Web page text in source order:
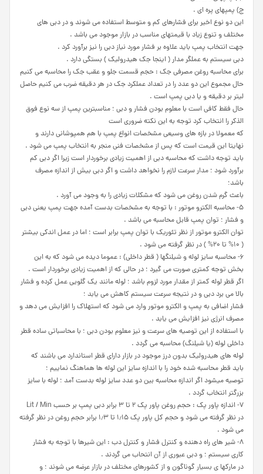
ج) پمپهای پره ای .
این دو نوع اخیر برای فشارهای کم و متوسط استفاده می شوند و در دبی های
مختلف و تنوع زیاد با قیمتهای مناسب در بازار موجود می باشد .
جهت انتخاب پمپ باید علاوه بر فشار مورد نیاز دبی را نیز برآورد کرد .
دبی سیستم به عملگر مدار ( اینجا جک هیدرولیک ) بستگی دارد .
برای محاسبه روغن مصرفی جک : حجم قسمت جلو و عقب جک را محاسبه می کنیم
حال مجموع این دو عدد را در تعداد عملکرد جک در هر دقیقه ضرب می کنیم حاصل
لیتر بر دقیقه و یا دبی پمپ است .
حال فقط کافی است با معلوم بودن فشار و دبی ؛ مناسبترین پمپ از سه نوع فوق
الذکر را انتخاب کرد توجه به این نکته ضروری است
که معمولا در بازه های وسیعی مشخصات انواع پمپ با هم همپوشانی دارند و
نهایتا این قیمت است که پس از مشخصات فنی منجر به انتخاب پمپ می شود .
باید توجه داشت که محاسبه دبی از اهمیت زیادی برخوردار است زیرا اگر دبی کم
برآورد شود ؛ مدار سرعت لازم را نخواهد داشت و اگر دبی بیش از اندازه مصرف
باشد؛
باعث گرم شدن روغن می شود که مشکلات زیادی را به وجود می آورد .
۵- محاسبه الکترو موتور : با توجه به مشخصات بدست آمده جهت پمپ یعنی دبی
و فشار ؛ توان پمپ قابل محاسبه می باشد .
توان الکترو موتور از نظر تئوریک با توان پمپ برابر است ؛ اما در عمل اندکی بیشتر
( ۱۰% تا ۲۰% ) در نظر گرفته می شود .
۶- محاسبه سایز لوله و شیلنگها ( قطر داخلی) : عموما دیده می شود که به این
بخش توجه کمتری صورت می گیرد ؛ در حالی که از اهمیت زیادی برخوردار است .
اگر قطر لوله کمتر از مقدار مورد لزوم باشد ؛ لوله مانند یک گلویی عمل کرده و فشار
بالا می برد دبی و در نتیجه سرعت سیستم کاهش می یابد ؛
فشار اضافی به پمپ و الکترو موتور وارد می شود که استهلاک را افزایش می دهد و
مصرف انرژی نیز افزایش می یابد .
با استفاده از این توصیه های سرعت و نیز معلوم بودن دبی ؛ با محاسباتی ساده قطر
داخلی لوله (یا شیلنگ) محاسبه می گردد .
لوله های هیدرولیک بدون درز موجود در بازار دارای قطر استاندارد می باشند که
باید قطر محاسبه شده خود را با اندازه سایز این لوله ها هماهنگ نماییم ؛
توصیه میشود اگر اندازه محاسبه بین دو عدد سایز لوله بدست آمد ؛ لوله با سایز
بزرگتر انتخاب گردد .
۷- اندازه پاور پک : حجم روغن پاور پک ۲ تا ۳ برابر دبی پمپ بر حسب Lit / Min
در نظر گرفته می شود و حجم کل پاور پک ۱٫۱۵ تا ۱٫۳ برابر حجم روغن در نظر گرفته
می شود .
۸- شیر های راه دهنده و کنترل فشار و کنترل دب : این شیرها با توجه به فشار
کاری سیستم ؛ و دبی عبوری از آن انتحاب می گردند .
در مارکها ی بسیار گوناگون و از کشورهای مختلف در بازار عرضه می شوند ؛ و